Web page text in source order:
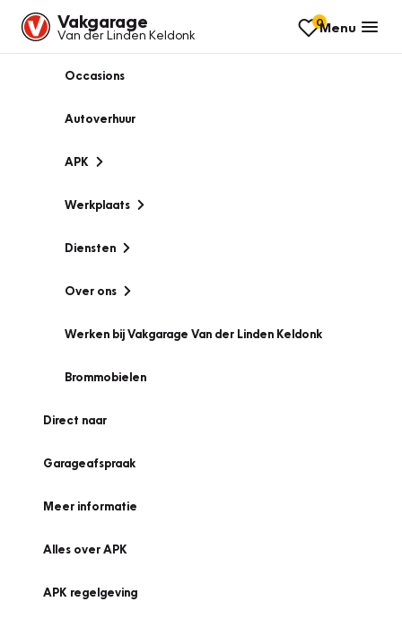
Vakgarage
Van der Linden Keldonk
0Menu
Occasions
Autoverhuur
APK
Werkplaats
Diensten
Over ons
Werken bij Vakgarage Van der Linden Keldonk
Brommobielen
Direct naar
Garageafspraak
Meer informatie
Alles over APK
APK regelgeving